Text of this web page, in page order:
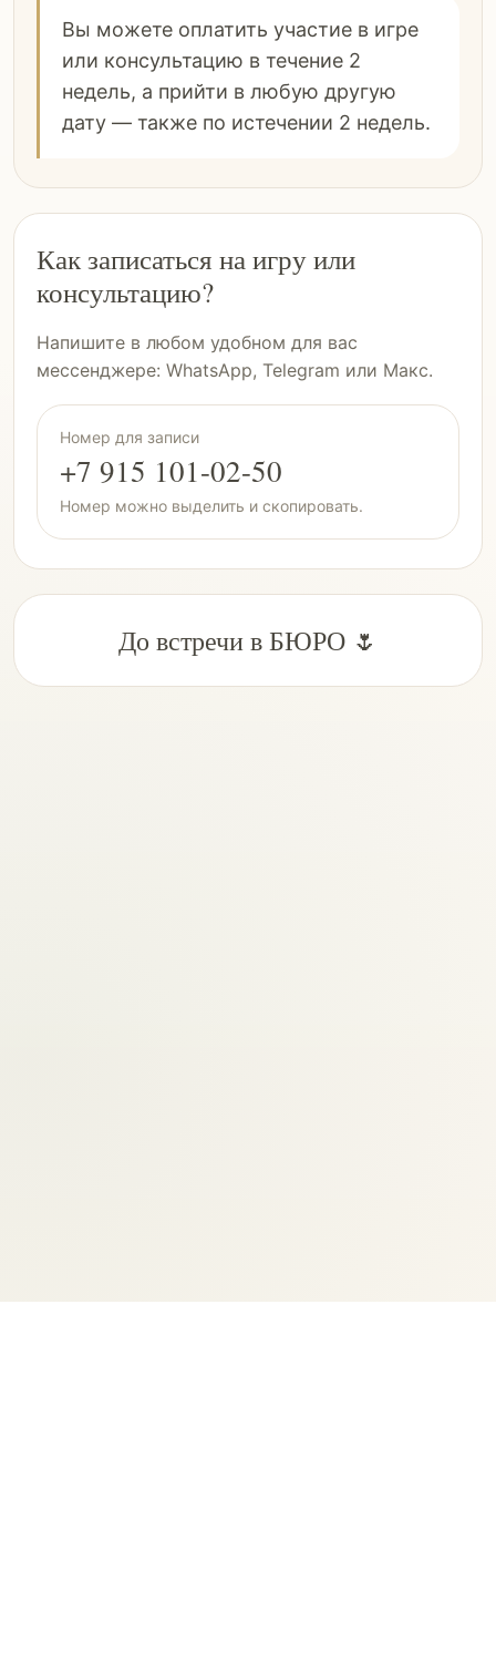
Вы можете оплатить участие в игре
или консультацию в течение 2
недель, а прийти в любую другую
дату — также по истечении 2 недель.
Как записаться на игру или
консультацию?
Напишите в любом удобном для вас
мессенджере: WhatsApp, Telegram или Макс.
Номер для записи
+7 915 101-02-50
Номер можно выделить и скопировать.
До встречи в БЮРО 🌷